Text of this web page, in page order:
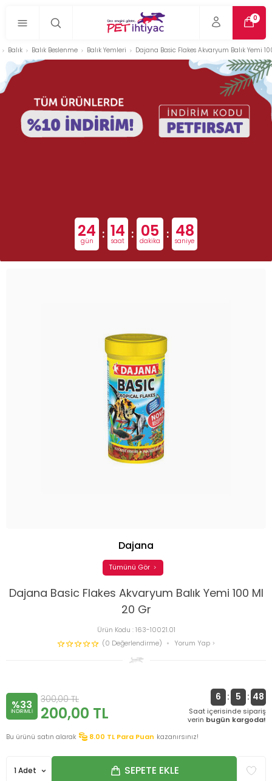
0
Balık Balık Beslenme Balık Yemleri Dajana Basic Flakes Akvaryum Balık Yemi
24
gün : 14
saat : 05
dakika : 47
saniye
Dajana Basic Flakes Akvaryum Balık Yemi 100 Ml
20 Gr
Ürün Kodu :163-10021.01
(0 Değerlendirme)
Yorum Yap
Dajana
Tümünü Gör
%33
INDIRIMLI
300,00TL
200,00 TL
6 : 5 : 48
Saat içerisinde sipariş
verin bugün kargoda!
Bu ürünü satın alarak
8.00 TL Para Puan kazanırsınız!
SEPETE EKLE